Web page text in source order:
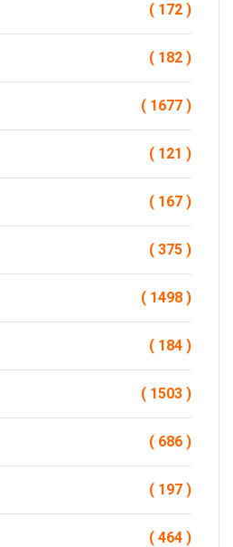
( 172 )
( 182 )
( 1677 )
( 121 )
( 167 )
( 375 )
( 1498 )
( 184 )
( 1503 )
( 686 )
( 197 )
( 464 )